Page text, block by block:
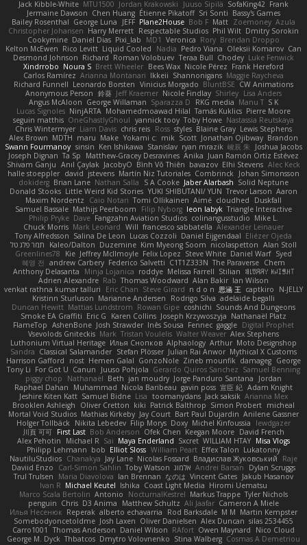
Jack Kibble-White MTU1500 Jordan Krakowski Juuso Sipilä SofaKing42 Frank
Jermaine Dawson Chen Huang Étienne Pikatoff Sri Sonti Bassy's Games
Bailey Rosenthal George Luna JEFF Plane2House Bob F Matt Zoemoney Azula
Christopher Johansen Harry Merrett Respectable Studios Phil Wilt Dmitry Sorokin
Cookymine Daniel Dias Pixi_lab MD1 Veronica Rory Brendan Droppo
Kelton McEwen Rico Levitt Liquid Cooled Nadia Pedro Viana Oleksii Komarov Can
Desmond Johnson Richard Roman Volobuev Teraa Bull Chodey Luke Fenwick
Xindrrobo Noura S Brett Wheeler Bees Wax Nicole Pérez Frank Hereford
Carlos Ramírez Arianna Montanari Ikkeii Shannonigans Maggie Raycheva
Richard Funnell Leonardo Borsten Vinicius Morgado BluntBSE CW Animations
Anonymous Person 鈴葵 Jeff Kraemer Nicole Findlay Shirley Lisa Anders
Angus McAloon George Willaman Sparazza D RKG media Manu T S K
Lucas Signoles NinjARTA Mohamedmoawad Hilal Tamás Kuklics Pierre Moore
seguin matthis OneGhastlyGhoul yannick tooy Toby Howe Nastassia Reutskaya
Chris Wintermyer Liam Davis chris reis Ross styles Blaine Gray Lewis Stephens
Alex Brown MDTH maru Make Yokami c: mik Scott Jonathan Ojibway Brandon
Swann Fourmanoy sinsin Ken Ishikawa Stanislav ryan mrazik 峻辰 朱
Joshua Jacobs
Joseph Dignan Ta Sp Matthew-Gracey Desravines Anika Juan Ramón Ortiz Estévez
Shivam Ganju Anıl Çaylak JacobyO Bình Võ Thiên bavazov Elhi Stevens Alec Keck
halle stoeppler david jstevens Martín Niz Tutoriales Combrinck Johan Simonsson
dokiderg Brian Lane Nathan Salla S A Cooke Jaber Alarbash Solid Neptune
Donald Stooks Little Weird Kid Stories YUKI SHIBUTANI/ YUN Trevor Larson Aaron
Maxim Nordentz
Caio Notari Tomi Ollikainen Aimé cloudhed
Duskfall
Samuel Bassale Mathijs Peerboom Filip Nyborg leon labyk Triangle Interactive
Philip Pryke Dave Fangzahn Aviation Studios colinangusstudio Mike L.
Chuck Morris Mark Leonard Will francesco sabbatella Alexander Leinauer
Tony Alfredsson Salina De Leon Lucas Cozzoli Daniel Eijgendaal Eliézer Ojeda
תמר פלג טל
Kaleo/Dalton Duzemine Kim Myeong Soom nicolaspetton Alan Stoll
Greenlines78
Kie Jeffrey McIlmoyle Felix Lopez Steve White Daniel Warf Syed
혜영 전 andrew Carbery Federico Salvetti C1T1Z333N The Paraverse Chem
Anthony Delasanta
Minja Lojanica roddye Melissa Farrell Stilian ꌃ꒒ꀎꋪꋪꌩ ꀘꈤꀤꁅꃅ꓄
Adrien Alexandre Rab Thomas Woodward Alan Bakir Ian Wilson
venkat rathna kumar talluri
Eric Chan Steve Girard n d o n 思涵 王 captkiro
N-JELLY
Kristinn Sturluson Marianne Andersen Rodrigo Silva adelaide begalli
Duncan Hewitt Mattias Lundstrom Rowan Gipe coshichi Sounds And Dungeons
Smoke EA Graffiti Eric G Karen Collins Joseph Krzywoszyja Nathanaël Platz
FlameTop AshenBone Josh Strawder Inês Sousa Fennec gaggle Digital Prophet
Vsevolods Gniteckis Mark Tristan Voulelis Walter Weaver Alex Stephens
Luthonium Virtual Heritage Илья Снопков Alphaology Arthur Moto Designshop
Sandra Classical Salamander Stefan Plösser Julian Rai Anwor Mythical X Customs
Harrison Gafford
nost Hemen Galal GonzoNole Zineb mounfik damageg George
Tony Li For Got U Canun Juuso Pohjola Gerardo Quiros Sanchez Samuel Benning
piggy chop
Nathanaël Beth jan moudry Jorge Panduro Santana
Jordan
Raphael Dahan
Muhammad Nicola Baribeau gavin poss 宣臣 紀 Adam Knight
Jeshire Kiten Katt Samuel Bidne Lisa toomanydans Jack saksik Arianna Mex
Brooklen Ashleigh
Oliver Cretton kiki Patrick Balthrop Simon Probert micheal
Mortal Void Studios Mathias Kirkeby Jay Court Bart Paul Dujardin Anilene Gassner
Holger Tollbäck Nikita Lebedev Filip Morys Doxy Michel Kinfoussia
lewdgazer
川頁 可可 First Last Bob Anderson Ofek Chen Keegan Moore David French
Alex Pehotin
Michael R Sai Maya Enderland Sxcret WILLIAM HTAY Misa Vlogs
Philipp Lehmann bob Elliot Sloss William Peart Effex Talon Lukatonny
NautiluStudios Chanakya Jay Lane Nicolas Fossard Владислав Жуковський
Raje
Daviid Enzo
Carl-Simon Sahlin Toby Watson אלמוג Andrei Barsan
Dylan Scruggs
Trul Trulsen
Maria Diavolova Ian Brennan なのは Vincent Gates Jakub Hasanov
Ivan R Michael Keutel Ishika Coast Light Media Hiromi Uematsu
Marco Scala Bertolin Antonio NocturnalKestrel Markus Trappe Tyler Nichols
penguin Chris D3 Anima Matthew Schultz Ali Jaafar Cameron A Miele
Илья Несенюк Reperak alberto echavarria Rod Barksdale M M Martin Kempster
Somebodyoncetoldme Josh Laxen Oliver Danielsen Alex Duncan silas 2534455
Carro1001
Thomas Anderson Daniel Wilson RAfort Owen Maynard
Nico Cloud
George M. Dyck Thbatcos Dmytro Volovnenko Stina Walberg Cosmas A Demetriou